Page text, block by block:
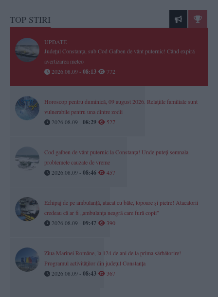
TOP STIRI
UPDATE
Județul Constanța, sub Cod Galben de vânt puternic! Când expiră
avertizarea meteo
2026.08.09 - 08:13 772
Horoscop pentru duminică, 09 august 2026. Relațiile familiale sunt
vulnerabile pentru una dintre zodii
2026.08.09 - 08:29 527
Cod galben de vânt puternic la Constanța! Unde puteți semnala
problemele cauzate de vreme
2026.08.09 - 08:46 457
Echipaj de pe ambulanță, atacat cu bâte, topoare şi pietre! Atacatorii
credeau că ar fi „ambulanţa neagră care fură copii”
2026.08.09 - 09:47 390
Ziua Marinei Române, la 124 de ani de la prima sărbătorire!
Programul activităților din județul Constanța
2026.08.09 - 08:43 367